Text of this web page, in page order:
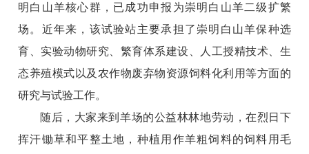
明白山羊核心群，已成功申报为崇明白山羊二级扩繁
场。近年来，该试验站主要承担了崇明白山羊保种选
育、实验动物研究、繁育体系建设、人工授精技术、生
态养殖模式以及农作物废弃物资源饲料化利用等方面的
研究与试验工作。
随后，大家来到羊场的公益林林地劳动，在烈日下
挥汗锄草和平整土地，种植用作羊粗饲料的饲料用毛